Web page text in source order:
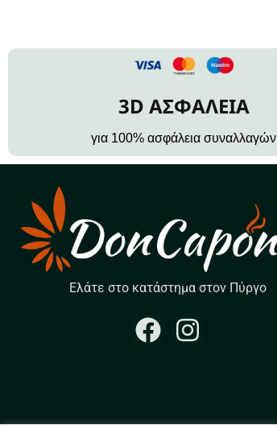
3D ΑΣΦΑΛΕΙΑ
για 100% ασφάλεια συναλλαγών
Ελάτε στο κατάστημα στον Πύργο